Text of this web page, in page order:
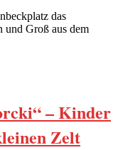
das
und Groß aus dem
– Kinder
Zelt